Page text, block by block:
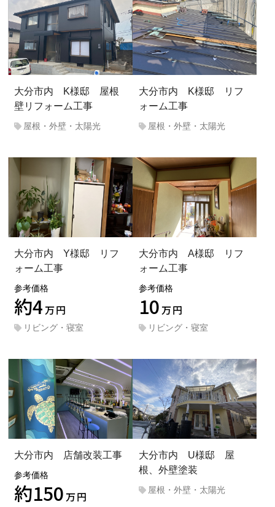
大分市内 K様邸 屋根
壁リフォーム工事
屋根・外壁・太陽光
大分市内 K様邸 リフ
ォーム工事
屋根・外壁・太陽光
大分市内 Y様邸 リフ
ォーム工事
参考価格
約4万円
リビング・寝室
大分市内 A様邸 リフ
ォーム工事
参考価格
10万円
リビング・寝室
大分市内 店舗改装工事
参考価格
約150万円
大分市内 U様邸 屋
根、外壁塗装
屋根・外壁・太陽光